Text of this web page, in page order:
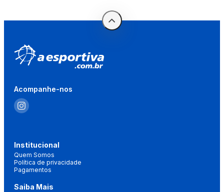
Acompanhe-nos
Institucional
Quem Somos
Política de privacidade
Pagamentos
Saiba Mais